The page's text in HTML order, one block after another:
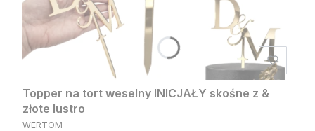
Topper na tort weselny INICJAŁY skośne z &
złote lustro
PRODUCENT
WERTOM